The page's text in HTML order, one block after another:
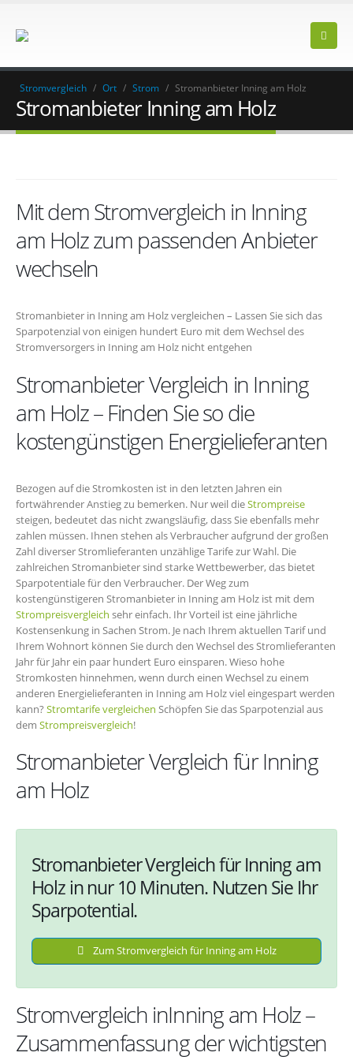
Stromvergleich / Ort / Strom / Stromanbieter Inning am Holz
Stromanbieter Inning am Holz
Mit dem Stromvergleich in Inning
am Holz zum passenden Anbieter
wechseln
Stromanbieter in Inning am Holz vergleichen – Lassen Sie sich das
Sparpotenzial von einigen hundert Euro mit dem Wechsel des
Stromversorgers in Inning am Holz nicht entgehen
Stromanbieter Vergleich in Inning
am Holz – Finden Sie so die
kostengünstigen Energielieferanten
Bezogen auf die Stromkosten ist in den letzten Jahren ein
fortwährender Anstieg zu bemerken. Nur weil dieStrompreise
steigen, bedeutet das nicht zwangsläufig, dass Sie ebenfalls mehr
zahlen müssen. Ihnen stehen als Verbraucher aufgrund der großen
Zahl diverser Stromlieferanten unzählige Tarife zur Wahl. Die
zahlreichen Stromanbieter sind starke Wettbewerber, das bietet
Sparpotentiale für den Verbraucher. Der Weg zum
kostengünstigeren Stromanbieter in Inning am Holz ist mit dem
Strompreisvergleich sehr einfach. Ihr Vorteil ist eine jährliche
Kostensenkung in Sachen Strom. Je nach Ihrem aktuellen Tarif und
Ihrem Wohnort können Sie durch den Wechsel des Stromlieferanten
Jahr für Jahr ein paar hundert Euro einsparen. Wieso hohe
Stromkosten hinnehmen, wenn durch einen Wechsel zu einem
anderen Energielieferanten in Inning am Holz viel eingespart werden
kann? Stromtarife vergleichen Schöpfen Sie das Sparpotenzial aus
dem Strompreisvergleich!
Stromanbieter Vergleich für Inning
am Holz
Stromanbieter Vergleich für Inning am
Holz in nur 10 Minuten. Nutzen Sie Ihr
Sparpotential.
Zum Stromvergleich für Inning am Holz
Stromvergleich inInning am Holz –
Zusammenfassung der wichtigsten